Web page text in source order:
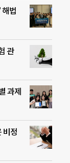
해법
관
과제
비정